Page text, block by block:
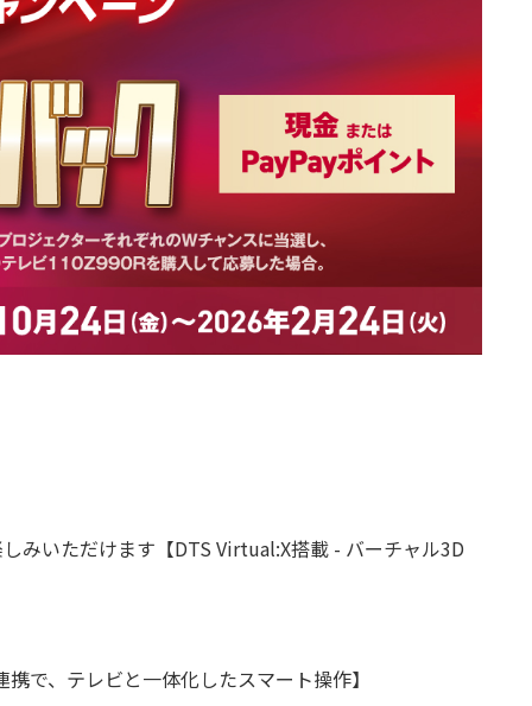
みいただけます【DTS Virtual:X搭載 - バーチャル3D
で、テレビと一体化したスマート操作】